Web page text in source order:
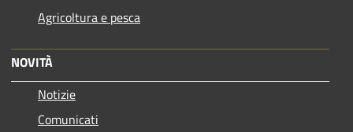
Agricoltura e pesca
NOVITÀ
Notizie
Comunicati